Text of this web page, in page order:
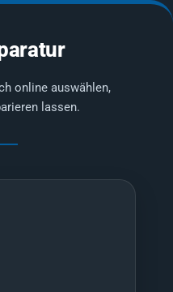
online auswählen,
lassen.